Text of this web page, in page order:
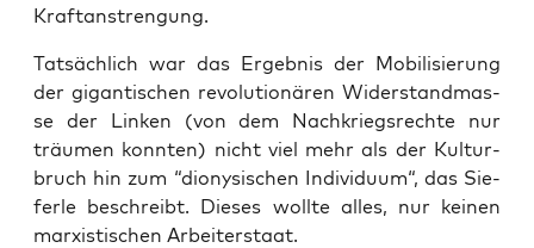
Kraftanstrengung.
Tat­säch­lich war das Ergeb­nis der Mobi­li­sie­rung
der gigan­ti­schen revo­lu­tio­nä­ren Wider­stand­mas­
se der Lin­ken (von dem Nach­kriegs­rech­te nur
träu­men konn­ten) nicht viel mehr als der Kul­tur­
bruch hin zum “dio­ny­si­schen Indi­vi­du­um“, das Sie­
fer­le beschreibt. Die­ses woll­te alles, nur kei­nen
mar­xis­ti­schen Arbeiterstaat.